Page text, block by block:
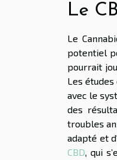
Le
Le
potentiel
pourrait
Les
avec le
des
troubles
adapté et
CBD, qui